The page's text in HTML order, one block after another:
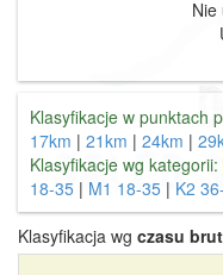
Nie
Klasyfikacje w punktach
17km | 21km | 24km |
Klasyfikacje wg kategorii:
18-35 | M1 18-35 | K2
Klasyfikacja wg czasu